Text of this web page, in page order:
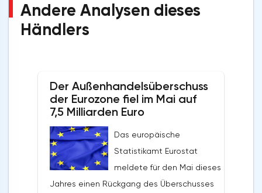
Andere Analysen dieses
Händlers
Der Außenhandelsüberschuss
der Eurozone fiel im Mai auf
7,5 Milliarden Euro
Das europäische
Statistikamt Eurostat
meldete für den Mai dieses
Jahres einen Rückgang des Überschusses